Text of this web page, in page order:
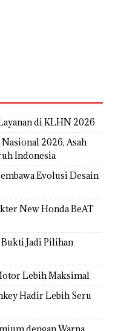
di KLHN 2026
2026, Asah
Indonesia
Evolusi Desain
New Honda BeAT
Bukti Jadi Pilihan
Lebih Maksimal
Hadir Lebih Seru
dengan Warna